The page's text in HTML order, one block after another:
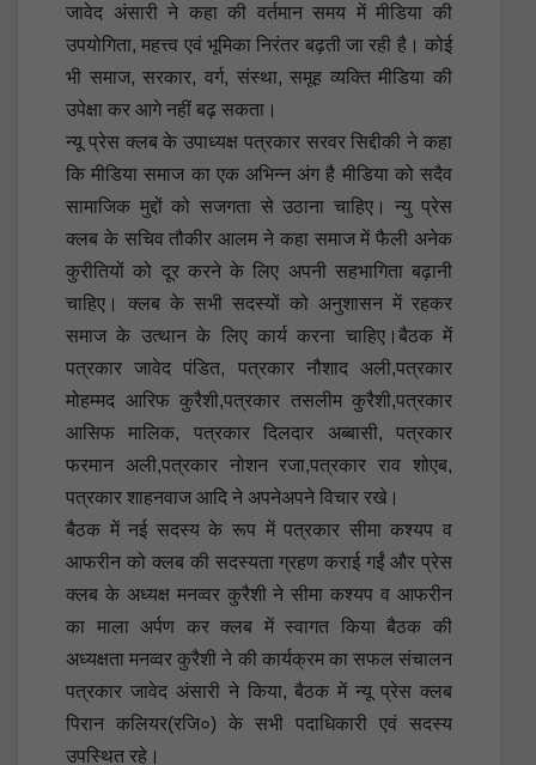
जावेद अंसारी ने कहा की वर्तमान समय में मीडिया की
उपयोगिता, महत्त्व एवं भूमिका निरंतर बढ़ती जा रही है। कोई
भी समाज, सरकार, वर्ग, संस्था, समूह व्यक्ति मीडिया की
उपेक्षा कर आगे नहीं बढ़ सकता।
न्यू प्रेस क्लब के उपाध्यक्ष पत्रकार सरवर सिद्दीकी ने कहा
कि मीडिया समाज का एक अभिन्न अंग है मीडिया को सदैव
सामाजिक मुद्दों को सजगता से उठाना चाहिए। न्यु प्रेस
क्लब के सचिव तौकीर आलम ने कहा समाज में फैली अनेक
कुरीतियों को दूर करने के लिए अपनी सहभागिता बढ़ानी
चाहिए। क्लब के सभी सदस्यों को अनुशासन में रहकर
समाज के उत्थान के लिए कार्य करना चाहिए।बैठक में
पत्रकार जावेद पंडित, पत्रकार नौशाद अली,पत्रकार
मोहम्मद आरिफ कुरैशी,पत्रकार तसलीम कुरैशी,पत्रकार
आसिफ मालिक, पत्रकार दिलदार अब्बासी, पत्रकार
फरमान अली,पत्रकार नोशन रजा,पत्रकार राव शोएब,
पत्रकार शाहनवाज आदि ने अपनेअपने विचार रखे।
बैठक में नई सदस्य के रूप में पत्रकार सीमा कश्यप व
आफरीन को क्लब की सदस्यता ग्रहण कराई गईं और प्रेस
क्लब के अध्यक्ष मनव्वर कुरैशी ने सीमा कश्यप व आफरीन
का माला अर्पण कर क्लब में स्वागत किया बैठक की
अध्यक्षता मनव्वर कुरैशी ने की कार्यक्रम का सफल संचालन
पत्रकार जावेद अंसारी ने किया, बैठक में न्यू प्रेस क्लब
पिरान कलियर(रजि०) के सभी पदाधिकारी एवं सदस्य
उपस्थित रहे।